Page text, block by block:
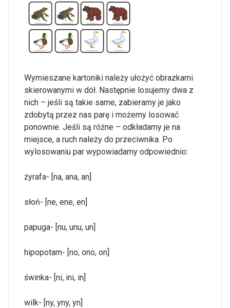
Wymieszane kartoniki należy ułożyć obrazkami
skierowanymi w dół. Następnie losujemy dwa z
nich – jeśli są takie same, zabieramy je jako
zdobytą przez nas parę i możemy losować
ponownie. Jeśli są różne – odkładamy je na
miejsce, a ruch należy do przeciwnika. Po
wylosowaniu par wypowiadamy odpowiednio:
żyrafa- [na, ana, an]
słoń- [ne, ene, en]
papuga- [nu, unu, un]
hipopotam- [no, ono, on]
świnka- [ni, ini, in]
wilk- [ny, yny, yn]